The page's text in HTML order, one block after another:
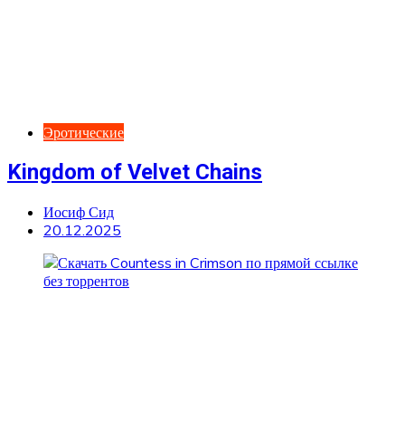
Эротические
Kingdom of Velvet Сhains
Иосиф Сид
20.12.2025